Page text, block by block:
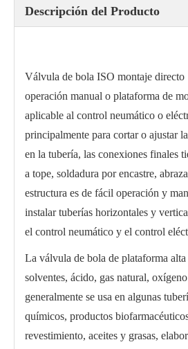
Válvula de bola de soldadura de 3 piezas Q361F-16
Válvula de bola 1000PSI PQ6C1F
Descripción del Producto
Válvula de bola ISO montaje
operación manual o plataforma de
aplicable al control neumático o
principalmente para cortar o ajustar
en la tubería, las conexiones finales
a tope, soldadura por encastre,
estructura es de fácil operación y
instalar tuberías horizontales y
el control neumático y el control
La válvula de bola de plataforma alta
solventes, ácido, gas natural,
generalmente se usa en algunas
químicos, productos
revestimiento, aceites y grasas,